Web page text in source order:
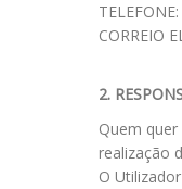
CORREIO
2.
Quem
realização
O